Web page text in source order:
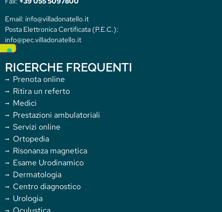
Email: info@villadonatello.it
Posta Elettronica Certificata (P.E.C.):
info@pec.villadonatello.it
RICERCHE FREQUENTI
Prenota online
Ritira un referto
Medici
Prestazioni ambulatoriali
Servizi online
Ortopedia
Risonanza magnetica
Esame Urodinamico
Dermatologia
Centro diagnostico
Urologia